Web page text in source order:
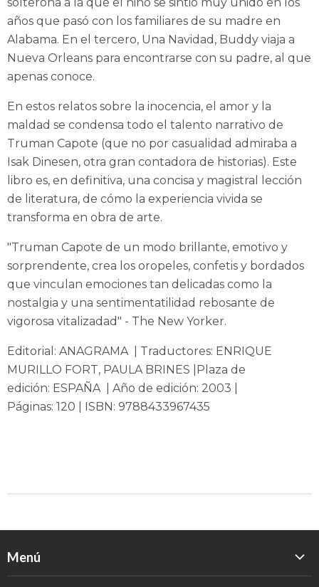
años que pasó con los familiares de su madre en
Alabama. En el tercero, Una Navidad, Buddy viaja a
Nueva Orleans para encontrarse con su padre, al que
apenas conoce.
En estos relatos sobre la inocencia, el amor y la
maldad se condensa todo el talento narrativo de
Truman Capote (que no por casualidad admiraba a
Isak Dinesen, otra gran contadora de historias). Este
libro es, en definitiva, una concisa y magistral lección
de literatura, de cómo la experiencia vivida se
transforma en obra de arte.
"Truman Capote de un modo brillante, emotivo y
sorprendente, crea los oropeles, confetis y bordados
que vinculan emociones tan delicadas como la
nostalgia y una sentimentatilidad rebosante de
vigorosa vitalizadad" - The New Yorker.
Editorial: ANAGRAMA | Traductores: ENRIQUE
MURILLO FORT, PAULA BRINES | Plaza de
edición: ESPAÑA | Año de edición: 2003
Páginas: 120 | ISBN: 9788433967435
Menú